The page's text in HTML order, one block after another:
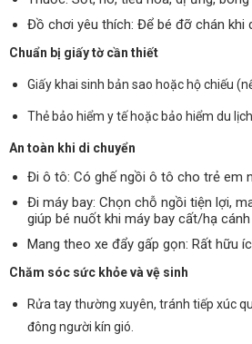
Đồ chơi yêu thích: Để bé đỡ chán khi
Chuẩn bị giấy tờ cần thiết
Giấy khai sinh bản sao hoặc hộ chiếu
Thẻ bảo hiểm y tế hoặc bảo hiểm du
An toàn khi di chuyển
Đi ô tô: Có ghế ngồi ô tô cho trẻ em
Đi máy bay: Chọn chỗ ngồi tiện lợi,
giúp bé nuốt khi máy bay cất/hạ
Mang theo xe đẩy gấp gọn: Rất hữu
Chăm sóc sức khỏe và vệ sinh
Rửa tay thường xuyên, tránh tiếp xúc
đông người kín gió.